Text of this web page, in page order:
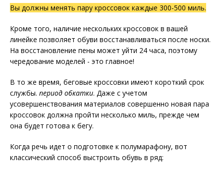
Вы должны менять пару кроссовок каждые 300-500 миль.
Кроме того, наличие нескольких кроссовок в вашей
линейке позволяет обуви восстанавливаться после носки.
На восстановление пены может уйти 24 часа, поэтому
чередование моделей - это главное!
В то же время, беговые кроссовки имеют короткий срок
службы. период обкатки. Даже с учетом
усовершенствования материалов совершенно новая пара
кроссовок должна пройти несколько миль, прежде чем
она будет готова к бегу.
Когда речь идет о подготовке к полумарафону, вот
классический способ выстроить обувь в ряд: